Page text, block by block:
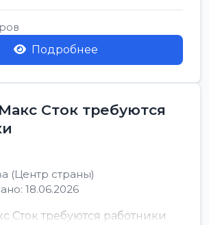
дом...
Подробнее
Сток требуются
(Центр страны)
18.06.2026
Сток требуются работники